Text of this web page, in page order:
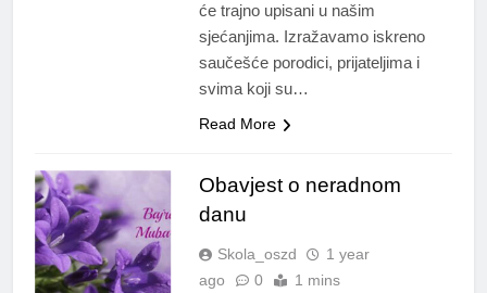
će trajno upisani u našim
sjećanjima. Izražavamo iskreno
saučešće porodici, prijateljima i
svima koji su…
Read More
Obavjest o neradnom
danu
Skola_oszd
1 year
ago
0 1 mins